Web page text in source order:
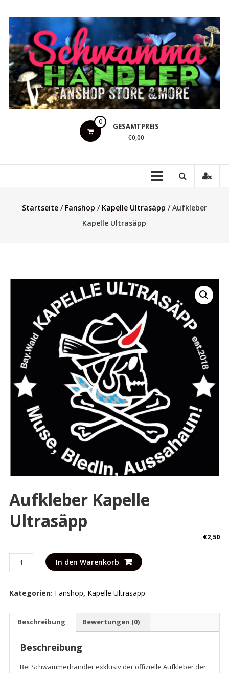
Inhalt
springen
Schwammahandler
0 GESAMTPREIS
€0,00
Startseite/ Fanshop / Kapelle Ultrasäpp / Aufkleber
Kapelle Ultrasäpp
Aufkleber Kapelle
Ultrasäpp
€2,50
Aufkleber
Kapelle
Ultrasäpp
Menge
In den Warenkorb
Kategorien: Fanshop, Kapelle Ultrasäpp
Beschreibung Bewertungen (0)
Beschreibung
Bei Schwammerhandler exklusiv der offizielle Aufkleber der